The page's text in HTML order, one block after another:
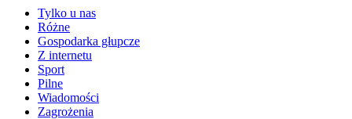
Tylko u nas
Różne
Gospodarka głupcze
Z internetu
Sport
Pilne
Wiadomości
Zagrożenia